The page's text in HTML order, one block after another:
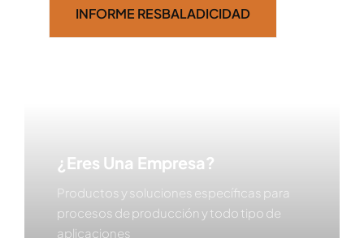
INFORME RESBALADICIDAD
¿Eres Una Empresa?
Productos y soluciones específicas para
procesos de producción y todo tipo de
aplicaciones